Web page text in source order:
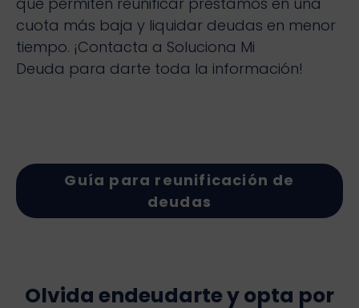
cuota más baja y liquidar deudas en menor
tiempo. ¡Contacta a Soluciona Mi
Deuda para darte toda la información!
Guía para reunificación de
deudas
Olvida endeudarte y opta por